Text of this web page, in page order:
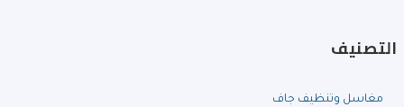
التصنيف
مغاسل وتنظيف جاف